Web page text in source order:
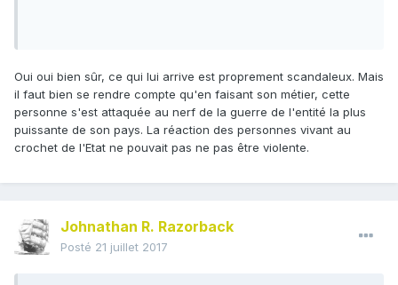
Oui oui bien sûr, ce qui lui arrive est proprement scandaleux. Mais
il faut bien se rendre compte qu'en faisant son métier, cette
personne s'est attaquée au nerf de la guerre de l'entité la plus
puissante de son pays. La réaction des personnes vivant au
crochet de l'Etat ne pouvait pas ne pas être violente.
Johnathan R. Razorback
Posté 21 juillet 2017